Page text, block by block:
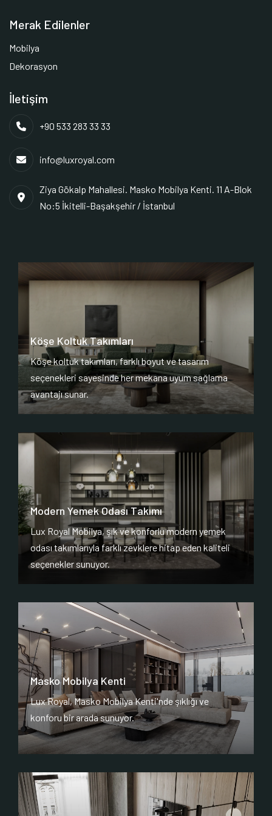
Merak Edilenler
Mobilya
Dekorasyon
İletişim
+90 533 283 33 33
info@luxroyal.com
Ziya Gökalp Mahallesi. Masko Mobilya Kenti. 11 A-Blok
No:5 İkitelli-Başakşehir / İstanbul
Köşe Koltuk Takımları
Köşe koltuk takımları, farklı boyut ve tasarım
seçenekleri sayesinde her mekana uyum sağlama
avantajı sunar.
Modern Yemek Odası Takımı
Lux Royal Mobilya, şık ve konforlu modern yemek
odası takımlarıyla farklı zevklere hitap eden kaliteli
seçenekler sunuyor.
Masko Mobilya Kenti
Lux Royal, Masko Mobilya Kenti'nde şıklığı ve
konforu bir arada sunuyor.